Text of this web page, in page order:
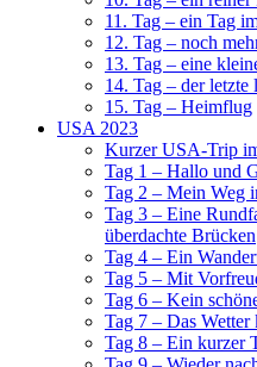
11. Tag – ein Tag
12. Tag – noch
13. Tag – eine
14. Tag – der letzte
15. Tag – Heimflug
USA 2023
Kurzer USA-Trip
Tag 1 – Hallo und
Tag 2 – Mein Weg
Tag 3 – Eine
überdachte Brücken
Tag 4 – Ein
Tag 5 – Mit
Tag 6 – Kein
Tag 7 – Das Wetter
Tag 8 – Ein kurzer